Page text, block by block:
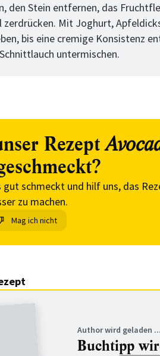
den Stein entfernen, das
zerdrücken. Mit Joghurt,
bis eine cremige Konsistenz
untermischen.
Rezept
gut schmeckt und hilf uns, das
zu machen.
Mag ich nicht
Author wird geladen ...
Buchtipp